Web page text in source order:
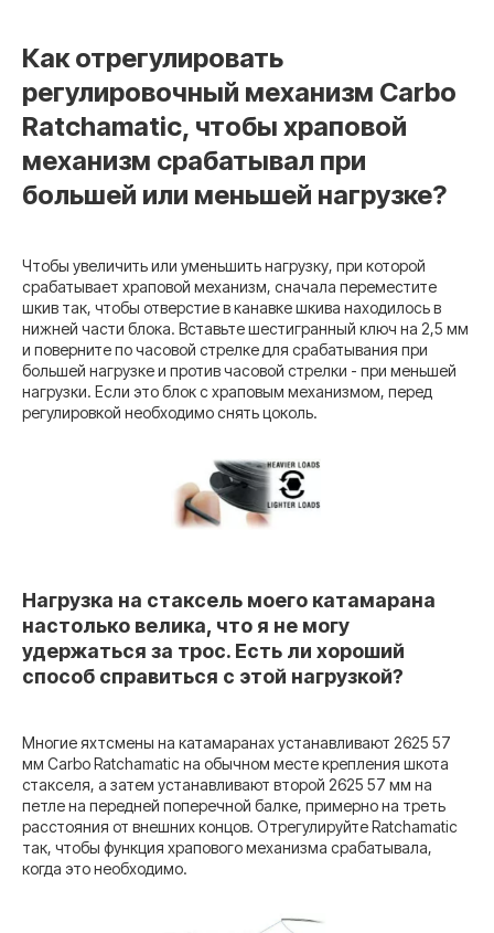
Как отрегулировать
регулировочный механизм Carbo
Ratchamatic, чтобы храповой
механизм срабатывал при
большей или меньшей нагрузке?
Чтобы увеличить или уменьшить нагрузку, при которой
срабатывает храповой механизм, сначала переместите
шкив так, чтобы отверстие в канавке шкива находилось в
нижней части блока. Вставьте шестигранный ключ на 2,5 мм
и поверните по часовой стрелке для срабатывания при
большей нагрузке и против часовой стрелки - при меньшей
нагрузки. Если это блок с храповым механизмом, перед
регулировкой необходимо снять цоколь.
Нагрузка на стаксель моего катамарана
настолько велика, что я не могу
удержаться за трос. Есть ли хороший
способ справиться с этой нагрузкой?
Многие яхтсмены на катамаранах устанавливают 2625 57
мм Carbo Ratchamatic на обычном месте крепления шкота
стакселя, а затем устанавливают второй 2625 57 мм на
петле на передней поперечной балке, примерно на треть
расстояния от внешних концов. Отрегулируйте Ratchamatic
так, чтобы функция храпового механизма срабатывала,
когда это необходимо.